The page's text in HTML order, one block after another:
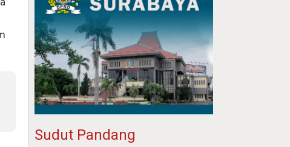
Sudut Pandang